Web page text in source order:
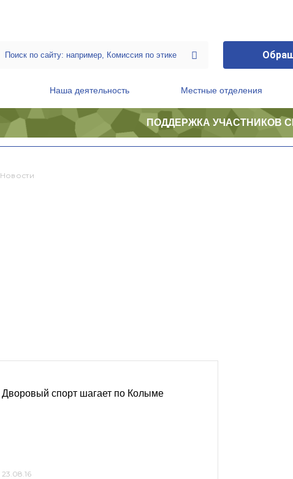
Наша деятельность Местные отделения
ПОДДЕРЖКА УЧАСТНИКОВ
Новости
Дворовый спорт шагает по Колыме
23.08.16